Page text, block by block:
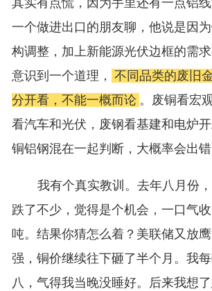
其实有点慌，因为手里还有一点铝
一个做进出口的朋友聊，他说是因
构调整，加上新能源光伏边框的需
意识到一个道理， 不同品类的废旧
分开看，不能一概而论 。废铜看宏
看汽车和光伏，废钢看基建和电炉
铜铝钢混在一起判断，大概率会出错
我有个真实教训。去年八月份
跌了不少，觉得是个机会，一口气
吨。结果你猜怎么着？美联储又放
强，铜价继续往下砸了半个月。我
八，气得我当晚没睡好。后来我想